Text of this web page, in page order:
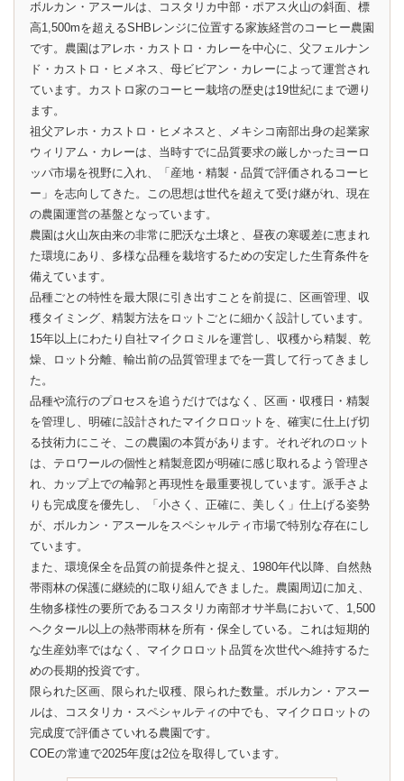
ボルカン・アスールは、コスタリカ中部・ポアス火山の斜面、標
高1,500mを超えるSHBレンジに位置する家族経営のコーヒー農園
です。農園はアレホ・カストロ・カレーを中心に、父フェルナン
ド・カストロ・ヒメネス、母ビビアン・カレーによって運営され
ています。カストロ家のコーヒー栽培の歴史は19世紀にまで遡り
ます。
祖父アレホ・カストロ・ヒメネスと、メキシコ南部出身の起業家
ウィリアム・カレーは、当時すでに品質要求の厳しかったヨーロ
ッパ市場を視野に入れ、「産地・精製・品質で評価されるコーヒ
ー」を志向してきた。この思想は世代を超えて受け継がれ、現在
の農園運営の基盤となっています。
農園は火山灰由来の非常に肥沃な土壌と、昼夜の寒暖差に恵まれ
た環境にあり、多様な品種を栽培するための安定した生育条件を
備えています。
品種ごとの特性を最大限に引き出すことを前提に、区画管理、収
穫タイミング、精製方法をロットごとに細かく設計しています。
15年以上にわたり自社マイクロミルを運営し、収穫から精製、乾
燥、ロット分離、輸出前の品質管理までを一貫して行ってきまし
た。
品種や流行のプロセスを追うだけではなく、区画・収穫日・精製
を管理し、明確に設計されたマイクロロットを、確実に仕上げ切
る技術力にこそ、この農園の本質があります。それぞれのロット
は、テロワールの個性と精製意図が明確に感じ取れるよう管理さ
れ、カップ上での輪郭と再現性を最重要視しています。派手さよ
りも完成度を優先し、「小さく、正確に、美しく」仕上げる姿勢
が、ボルカン・アスールをスペシャルティ市場で特別な存在にし
ています。
また、環境保全を品質の前提条件と捉え、1980年代以降、自然熱
帯雨林の保護に継続的に取り組んできました。農園周辺に加え、
生物多様性の要所であるコスタリカ南部オサ半島において、1,500
ヘクタール以上の熱帯雨林を所有・保全している。これは短期的
な生産効率ではなく、マイクロロット品質を次世代へ維持するた
めの長期的投資です。
限られた区画、限られた収穫、限られた数量。ボルカン・アスー
ルは、コスタリカ・スペシャルティの中でも、マイクロロットの
完成度で評価さていれる農園です。
COEの常連で2025年度は2位を取得しています。